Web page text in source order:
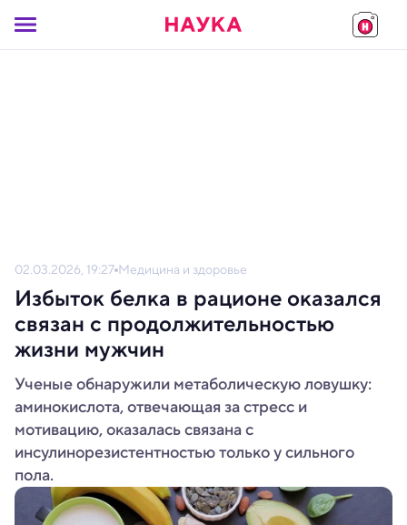
02.03.2026, 19:27 Медицина и здоровье
Избыток белка в рационе оказался
связан с продолжительностью
жизни мужчин
Ученые обнаружили метаболическую ловушку:
аминокислота, отвечающая за стресс и
мотивацию, оказалась связана с
инсулинорезистентностью только у сильного
пола.